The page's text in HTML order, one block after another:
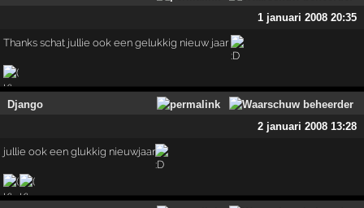
1 januari 2008 20:35
Thanks schat jullie ook een gelukkig nieuw jaar
Django
2 januari 2008 13:28
jullie ook een glukkig nieuwjaar